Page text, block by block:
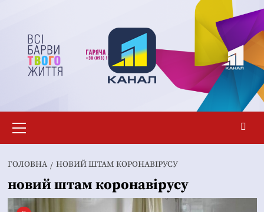
вмісту
меню
ГОЛОВНА НОВИЙ ШТАМ КОРОНАВІРУСУ
новий штам коронавірусу